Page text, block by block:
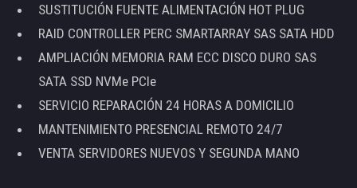
SUSTITUCIÓN FUENTE ALIMENTACIÓN HOT PLUG
RAID CONTROLLER PERC SMARTARRAY SAS SATA HDD
AMPLIACIÓN MEMORIA RAM ECC DISCO DURO SAS
SATA SSD NVMe PCIe
SERVICIO REPARACIÓN 24 HORAS A DOMICILIO
MANTENIMIENTO PRESENCIAL REMOTO 24/7
VENTA SERVIDORES NUEVOS Y SEGUNDA MANO